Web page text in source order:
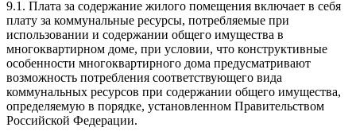
9.1. Плата за содержание жилого помещения включает в себя
плату за коммунальные ресурсы, потребляемые при
использовании и содержании общего имущества в
многоквартирном доме, при условии, что конструктивные
особенности многоквартирного дома предусматривают
возможность потребления соответствующего вида
коммунальных ресурсов при содержании общего имущества,
определяемую в порядке, установленном Правительством
Российской Федерации.